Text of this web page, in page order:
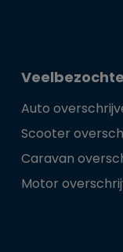
Auto
Scooter
Caravan
Motor